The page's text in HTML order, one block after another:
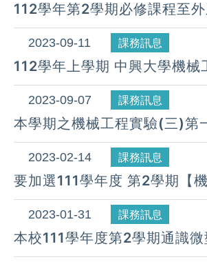
112學年第2學期必修課程至
2/16止,逾期不予受理.
2023-09-11 課務訊息
112學年上學期 中興大學機械
所特殊情形人工加選處理(9/
2023-09-07 課務訊息
本學期之機械工程實驗(三)第
為：
2023-02-14 課務訊息
要加選111學年度 第2學期【
(三)B】的同學， 請第一堂課
2023-01-31 課務訊息
本校111學年度第2學期通識微
知暨課程一覽表